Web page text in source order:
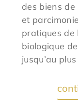
des biens
et
pratiques de
biologique
jusqu’au